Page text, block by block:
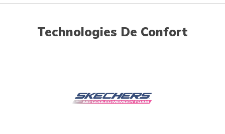
Technologies De Confort